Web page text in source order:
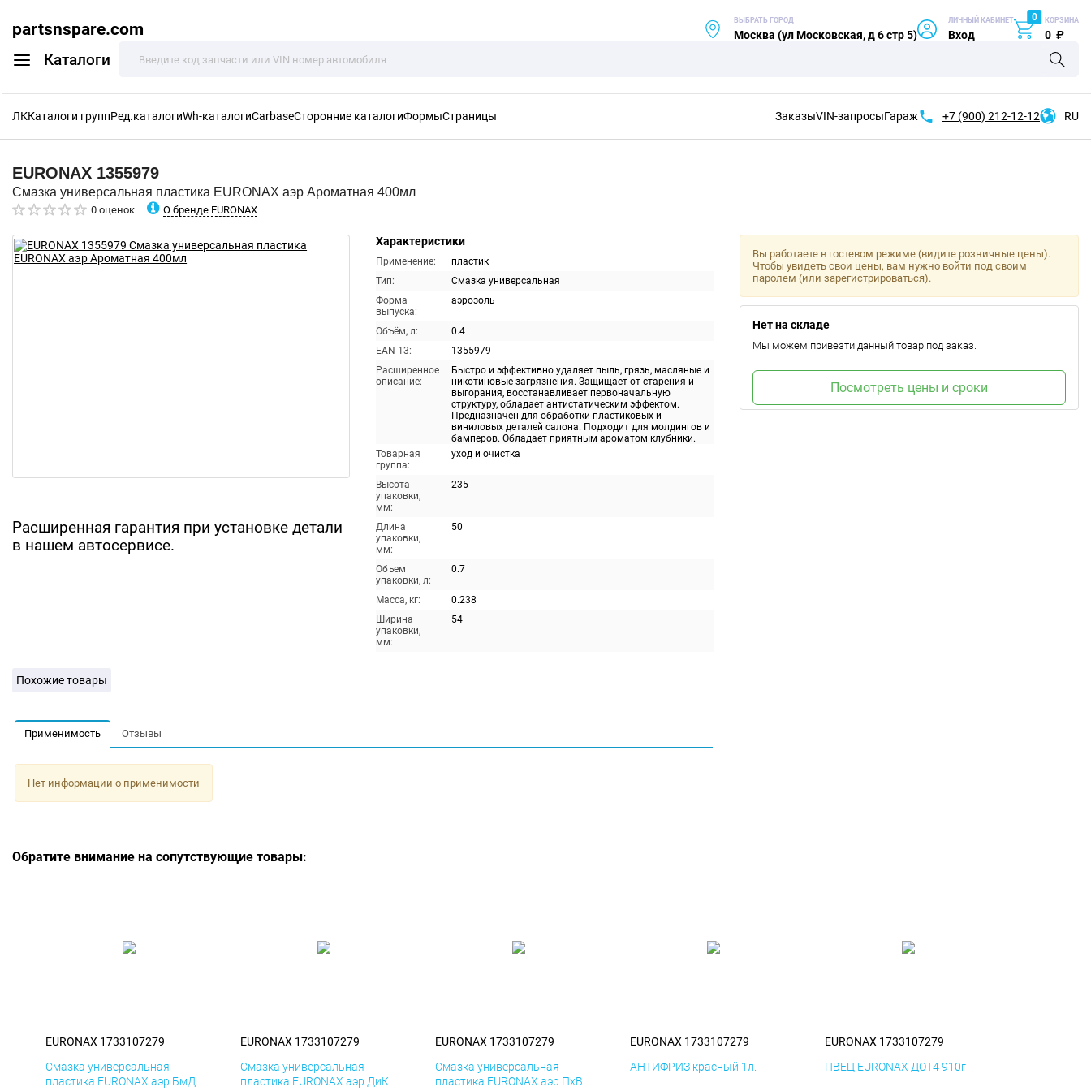
partsnspare.com
Каталоги
ВЫБРАТЬ ГОРОД
Москва (ул Московская, д 6 стр 5)
ЛИЧНЫЙ КАБИНЕТ
Вход
0 КОРЗИНА
0 ₽
ЛККаталоги группРед.каталогиWh-каталогиCarbaseСторонние каталогиФормыСтраницы ЗаказыVIN-запросыГараж +7 (900) 212-12-12 RU
EURONAX 1355979
Смазка универсальная пластика EURONAX аэр Ароматная 400мл
0 оценок О бренде EURONAX
Расширенная гарантия при установке детали
в нашем автосервисе.
Характеристики
Применение:
пластик
Тип:
Смазка универсальная
Форма
выпуска:
аэрозоль
Объём, л:
0.4
EAN-13:
1355979
Расширенное
описание:
Быстро и эффективно удаляет пыль, грязь, масляные и
никотиновые загрязнения. Защищает от старения и
выгорания, восстанавливает первоначальную
структуру, обладает антистатическим эффектом.
Предназначен для обработки пластиковых и
виниловых деталей салона. Подходит для молдингов и
бамперов. Обладает приятным ароматом клубники.
Товарная
группа:
уход и очистка
Высота
упаковки,
мм:
235
Длина
упаковки,
мм:
50
Объем
упаковки, л:
0.7
Масса, кг:
0.238
Ширина
упаковки,
мм:
54
Вы работаете в гостевом режиме (видите розничные цены).
Чтобы увидеть свои цены, вам нужно войти под своим
паролем (или зарегистрироваться).
Нет на складе
Мы можем привезти данный товар под заказ.
Посмотреть цены и сроки
Похожие товары
Применимость Отзывы
Нет информации о применимости
Обратите внимание на сопутствующие товары:
EURONAX 1733107279
Смазка универсальная
пластика EURONAX аэр БмД
EURONAX 1733107279
Смазка универсальная
пластика EURONAX аэр ДиК
EURONAX 1733107279
Смазка универсальная
пластика EURONAX аэр ПхВ
EURONAX 1733107279
АНТИФРИЗ красный 1л.
EURONAX 1733107279
ПВЕЦ EURONAX ДОТ4 910г